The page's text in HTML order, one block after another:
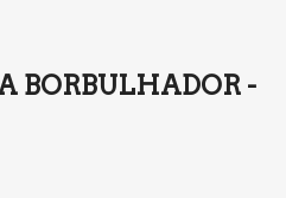
BORBULHADOR -